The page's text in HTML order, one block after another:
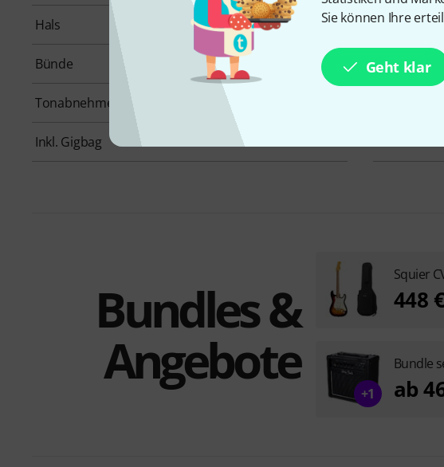
Sie können Ihre
Geht klar
Hals Ahorn Griffbrett
Bünde 21 Mensur
Tonabnehmerbestückung
Inkl. Gigbag Nein Inkl. Koffer
Bundles &
Angebote
Squier
448
+1
Bundle
ab